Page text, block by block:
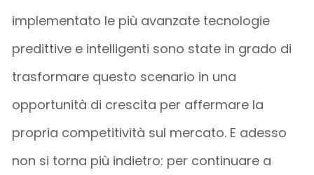
implementato le più avanzate tecnologie
predittive e intelligenti sono state in grado di
trasformare questo scenario in una
opportunità di crescita per affermare la
propria competitività sul mercato. E adesso
non si torna più indietro: per continuare a